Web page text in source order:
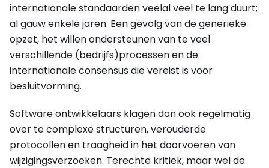
internationale standaarden veelal veel te lang duurt;
al gauw enkele jaren. Een gevolg van de generieke
opzet, het willen ondersteunen van te veel
verschillende (bedrijfs)processen en de
internationale consensus die vereist is voor
besluitvorming.
Software ontwikkelaars klagen dan ook regelmatig
over te complexe structuren, verouderde
protocollen en traagheid in het doorvoeren van
wijzigingsverzoeken. Terechte kritiek, maar wel de